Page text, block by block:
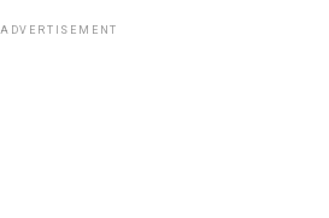
ADVERTISEMENT